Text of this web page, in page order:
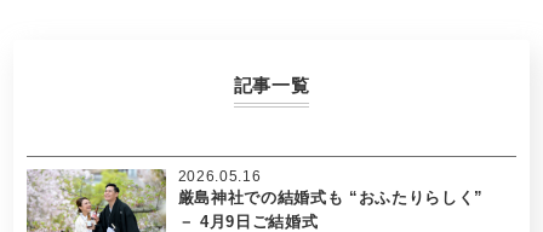
記事一覧
厳島神社での結婚式も “おふたりらしく”
－ 4月9日ご結婚式
2026.05.16